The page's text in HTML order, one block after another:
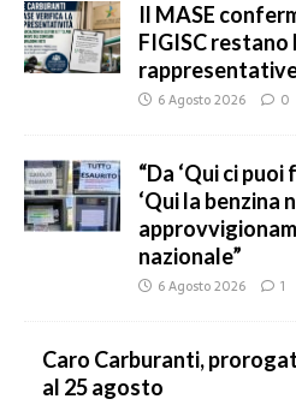
Il MASE
FIGISC restano
6 Agosto 2026 0
“Da ‘Qui ci puoi
‘Qui la benzina
nazionale”
6 Agosto 2026 1
Caro Carburanti,
al 25 agosto